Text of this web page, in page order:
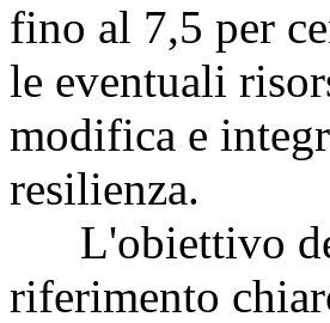
fino al 7,5 per
le eventuali
modifica e
resilienza.
L'obiettivo del
riferimento